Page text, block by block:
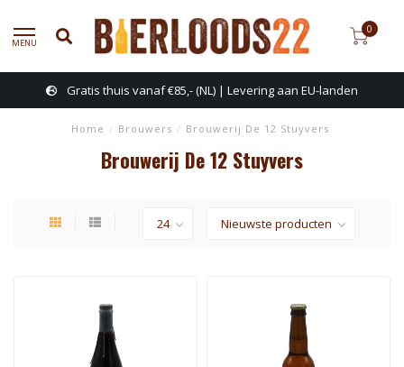
MENU
0
Gratis thuis vanaf €85,- (NL) | Levering aan EU-landen
Home / Brouwers / Brouwerij De 12 Stuyvers
Brouwerij De 12 Stuyvers